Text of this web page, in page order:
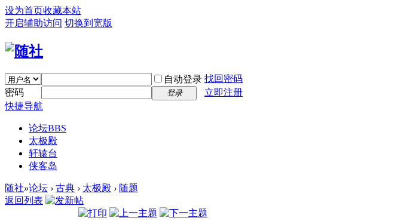
设为首页收藏本站
开启辅助访问 切换到宽版
自动登录 找回密码
密码
登录
立即注册
快捷导航
论坛BBS
太极殿
轩辕台
侠客岛
随社»论坛 › 古典 › 太极殿 › 随题
返回列表